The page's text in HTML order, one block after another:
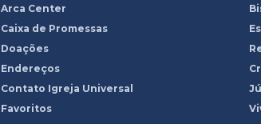
Arca Center
Caixa de Promessas
Doações
Endereços
Contato Igreja Universal
Favoritos